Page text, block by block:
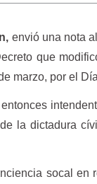
envió una nota
que
marzo, por el
la dictadura
socal en